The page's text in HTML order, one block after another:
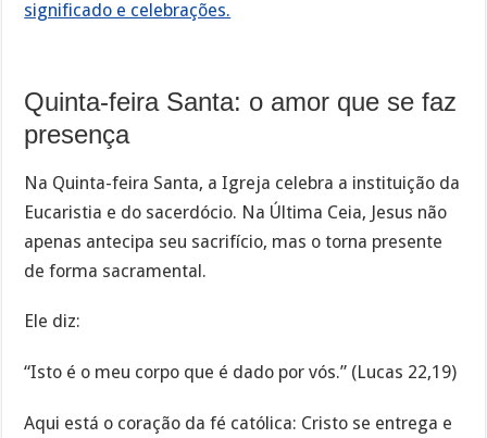
significado e celebrações.
Quinta-feira Santa: o amor que se faz
presença
Na Quinta-feira Santa, a Igreja celebra a instituição da
Eucaristia e do sacerdócio. Na Última Ceia, Jesus não
apenas antecipa seu sacrifício, mas o torna presente
de forma sacramental.
Ele diz:
“Isto é o meu corpo que é dado por vós.” (Lucas 22,19)
Aqui está o coração da fé católica: Cristo se entrega e